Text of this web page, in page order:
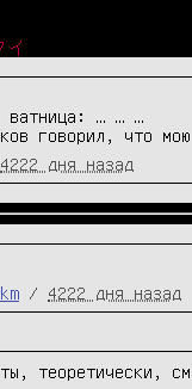
イ
ватница: … … …
говорил, что
4222 дня назад
/ 4222 дня назад
теоретически,